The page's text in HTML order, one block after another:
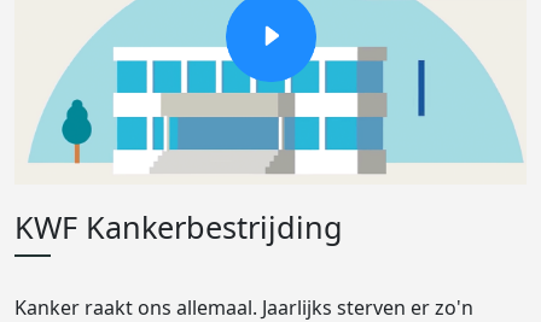
KWF Kankerbestrijding
Kanker raakt ons allemaal. Jaarlijks sterven er zo'n